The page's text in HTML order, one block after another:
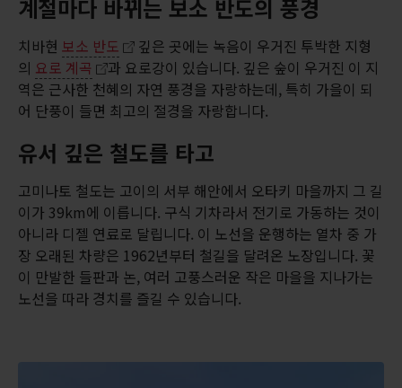
계절마다 바뀌는 보소 반도의 풍경
치바현 보소 반도
깊은 곳에는 녹음이 우거진 투박한 지형
의 요로 계곡
과 요로강이 있습니다. 깊은 숲이 우거진 이 지
역은 근사한 천혜의 자연 풍경을 자랑하는데, 특히 가을이 되
어 단풍이 들면 최고의 절경을 자랑합니다.
유서 깊은 철도를 타고
고미나토 철도는 고이의 서부 해안에서 오타키 마을까지 그 길
이가 39km에 이릅니다. 구식 기차라서 전기로 가동하는 것이
아니라 디젤 연료로 달립니다. 이 노선을 운행하는 열차 중 가
장 오래된 차량은 1962년부터 철길을 달려온 노장입니다. 꽃
이 만발한 들판과 논, 여러 고풍스러운 작은 마을을 지나가는
노선을 따라 경치를 즐길 수 있습니다.